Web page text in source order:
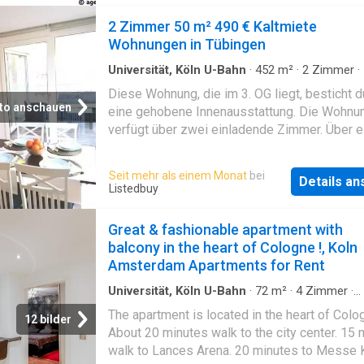
anschauen
2 Zimmer 50 m² 490 € Kaltmiete
Wohnungen in Tübingen
Universität, Köln U-Bahn · 452 m² · 2 Zimmer ·
Ausgestattete Küche ·Aufzug
Diese Wohnung, die im 3. OG liegt, besticht
eine gehobene Innenausstattung. Die
verfügt über zwei einladende Zimmer. Über
entsprechende Etage. Eine Besonderheit ist
das Gebäude große Balkon. Auch können Sie
moderne Einbauküche mit Spülmaschine zur
Wohnung. Die Wohnung eignet sich
eine Einzelperson mit Wunsch in der
leben. Die Kliniken befinden sich in Laufnähe
können mit dem Bus optimal erreicht werden.
Pendler profitieren von dem eigenen
der direkten Anbindung zur B27
Seit mehr als einem Monat bei
Listedbuy
Details
12 bilder
Great & fashionable apartment with
balcony in the heart of Cologne !, Koln
Amsterdam Apartments for Rent
Universität, Köln U-Bahn · 72 m² · 4Zimmer ·
The apartment is located in the heart of
About 20 minutes walk to the city center. 15
walk to Lances Arena. 20 minutes to Messe